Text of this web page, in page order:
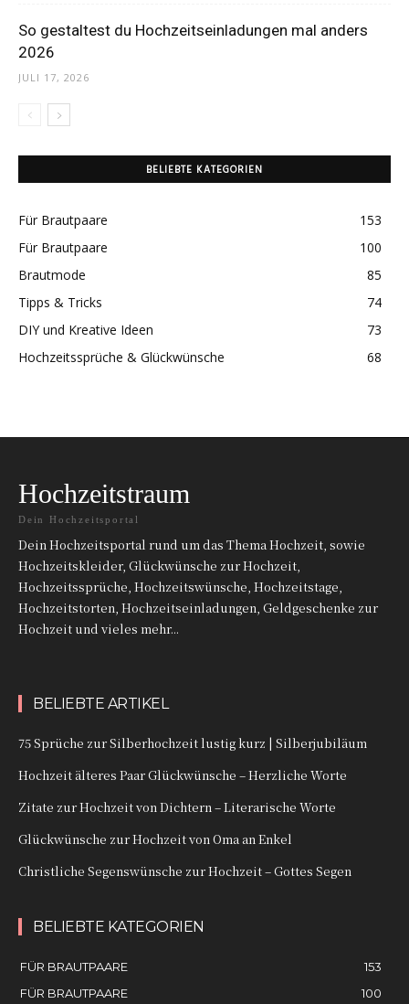
So gestaltest du Hochzeitseinladungen mal anders
2026
JULI 17, 2026
BELIEBTE KATEGORIEN
Für Brautpaare
153
Für Brautpaare
100
Brautmode
85
Tipps & Tricks
74
DIY und Kreative Ideen
73
Hochzeitssprüche & Glückwünsche
68
Hochzeitstraum
Dein Hochzeitsportal
Dein Hochzeitsportal rund um das Thema Hochzeit, sowie
Hochzeitskleider, Glückwünsche zur Hochzeit,
Hochzeitssprüche, Hochzeitswünsche, Hochzeitstage,
Hochzeitstorten, Hochzeitseinladungen, Geldgeschenke zur
Hochzeit und vieles mehr...
BELIEBTE ARTIKEL
75 Sprüche zur Silberhochzeit lustig kurz | Silberjubiläum
Hochzeit älteres Paar Glückwünsche – Herzliche Worte
Zitate zur Hochzeit von Dichtern – Literarische Worte
Glückwünsche zur Hochzeit von Oma an Enkel
Christliche Segenswünsche zur Hochzeit – Gottes Segen
BELIEBTE KATEGORIEN
FÜR BRAUTPAARE
153
FÜR BRAUTPAARE
100